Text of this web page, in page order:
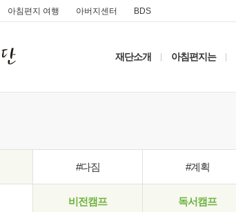
아침편지 여행 아버지센터 BDS
재단소개 아침편지는
#다짐 #계획
비전캠프 독서캠프